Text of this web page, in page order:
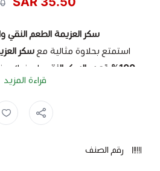
سكر العزيمة الطعم النقي
استمتع بحلاوة مثالية مع سكر
100% قصب السكر النقي
، ليمنحك
يضمن اندماجه
الساخنة مثل الشاي
يجعله مثاليًا لتحضير
🔹جودة فائقة
بدون أي إضافات
قراءة المزيد
سكر , سكر
رقم الصنف